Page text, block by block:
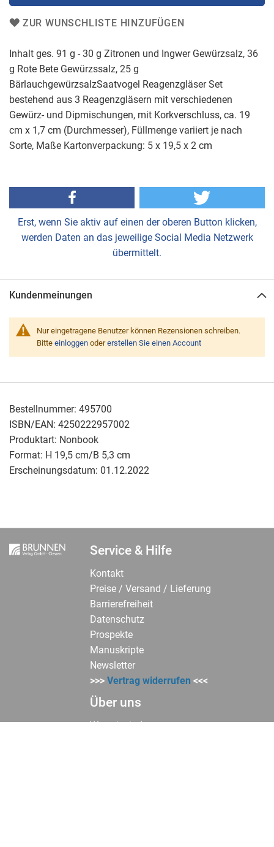
Bestellnummer: 495700
ISBN/EAN: 4250222957002
Produktart: Nonbook
Format: H 19,5 cm/B 5,3 cm
Erscheinungsdatum: 01.12.2022
ZUR WUNSCHLISTE HINZUFÜGEN
Inhalt ges. 91 g - 30 g Zitronen und Ingwer Gewürzsalz, 36
g Rote Bete Gewürzssalz, 25 g
BärlauchgewürzsalzSaatvogel Reagenzgläser Set
bestehend aus 3 Reagenzgläsern mit verschiedenen
Gewürz- und Dipmischungen, mit Korkverschluss, ca. 19
cm x 1,7 cm (Durchmesser), Füllmenge variiert je nach
Sorte, Maße Kartonverpackung: 5 x 19,5 x 2 cm
Erst, wenn Sie aktiv auf einen der oberen Button klicken,
werden Daten an das jeweilige Social Media Netzwerk
übermittelt.
Kundenmeinungen
Nur eingetragene Benutzer können Rezensionen schreiben.
Bitte einloggen odererstellen Sie einen Account
Service & Hilfe
Kontakt
Preise / Versand / Lieferung
Barrierefreiheit
Datenschutz
Prospekte
Manuskripte
Newsletter
>>>Vertrag widerrufen <<<
Über uns
Wer wir sind